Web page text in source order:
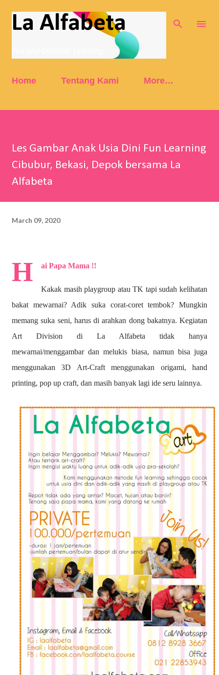
Skip to main content
La Alfabeta
Home Tentang Kami More…
Les Gambar Anak Usia Dini Fun Learning
Cibubur, Bekasi, Depok bersama La
Alfabeta
March 09, 2020
H ai Papa Mama !!
Kakak masih playgroup atau TK tapi sudah kelihatan
bakat mewarnai? Adik suka corat-coret tembok? Mungkin
memang suka seni, harus di arahkan dong bakatnya. Kegiatan
Art Division di La Alfabeta tidak hanya
mewarnai/menggambar dan melukis biasa, namun bisa juga
menggunakan 3D Art-Craft menggunakan origami, hand
printing, pop up craft, dan masih banyak lagi ide seru lainnya.